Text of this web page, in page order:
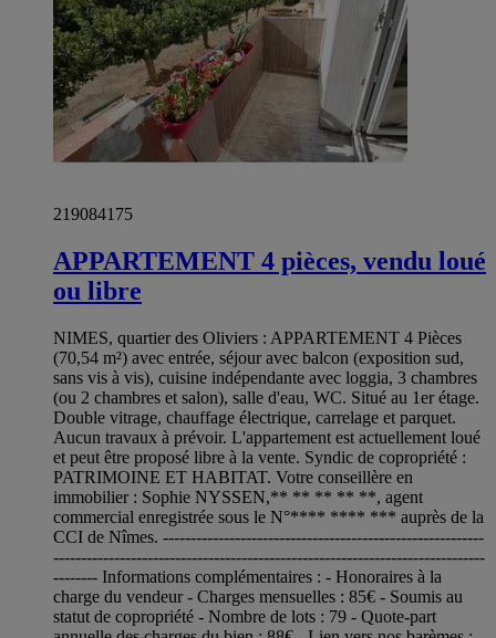
219084175
APPARTEMENT 4 pièces, vendu loué
ou libre
NIMES, quartier des Oliviers : APPARTEMENT 4 Pièces
(70,54 m²) avec entrée, séjour avec balcon (exposition sud,
sans vis à vis), cuisine indépendante avec loggia, 3 chambres
(ou 2 chambres et salon), salle d'eau, WC. Situé au 1er étage.
Double vitrage, chauffage électrique, carrelage et parquet.
Aucun travaux à prévoir. L'appartement est actuellement loué
et peut être proposé libre à la vente. Syndic de copropriété :
PATRIMOINE ET HABITAT. Votre conseillère en
immobilier : Sophie NYSSEN,** ** ** ** **, agent
commercial enregistrée sous le N°**** **** *** auprès de la
CCI de Nîmes. ----------------------------------------------------------
------------------------------------------------------------------------------
-------- Informations complémentaires : - Honoraires à la
charge du vendeur - Charges mensuelles : 85€ - Soumis au
statut de copropriété - Nombre de lots : 79 - Quote-part